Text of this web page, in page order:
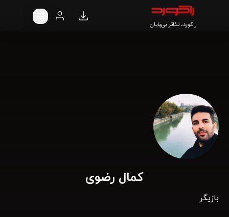
راکورد، تئاتر بی‌پایان
کمال رضوی
بازیگر